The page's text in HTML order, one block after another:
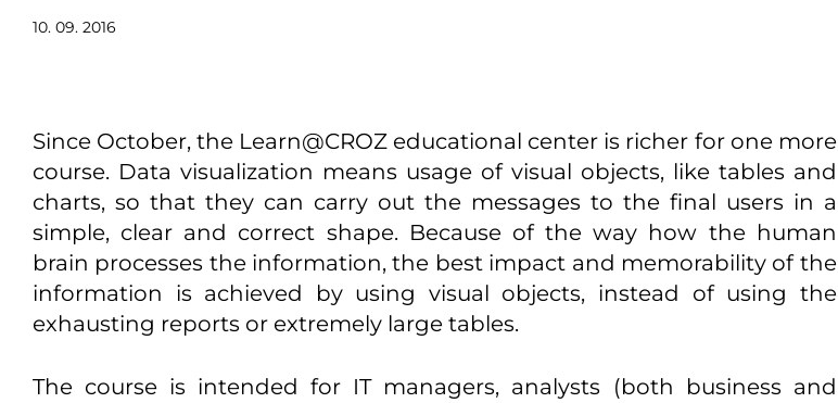
10. 09. 2016
Since October, the Learn@CROZ educational center is richer for one more
course. Data visualization means usage of visual objects, like tables and
charts, so that they can carry out the messages to the final users in a
simple, clear and correct shape. Because of the way how the human
brain processes the information, the best impact and memorability of the
information is achieved by using visual objects, instead of using the
exhausting reports or extremely large tables.
The course is intended for IT managers, analysts (both business and